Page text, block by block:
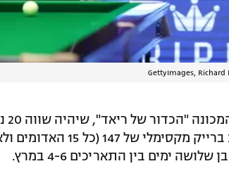
ניתן להכניס אותו רק לאחר השלמת
ימים בין התאריכים 4-6 במרץ.